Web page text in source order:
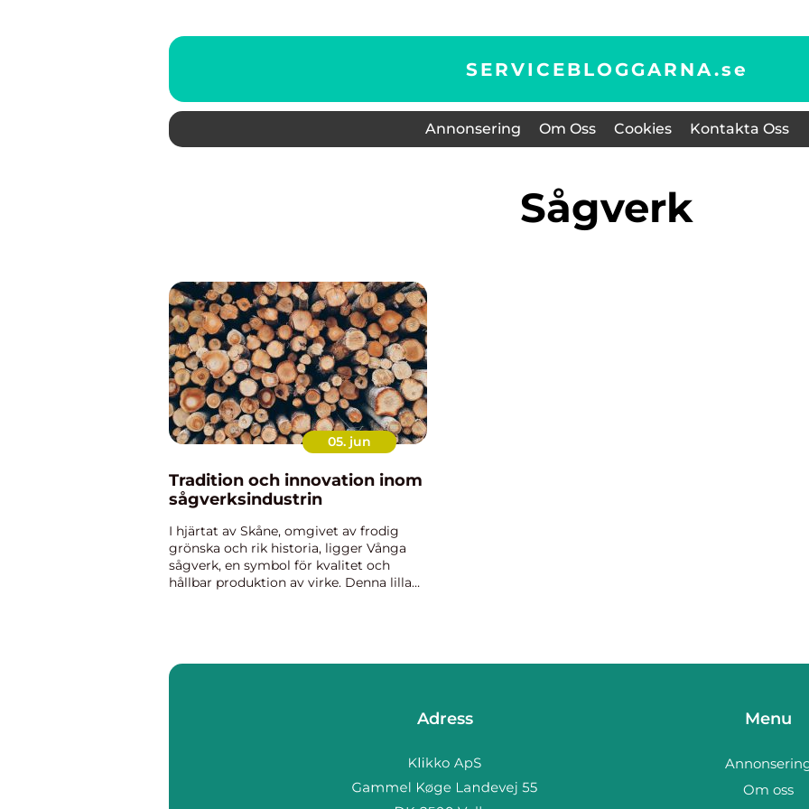
SERVICEBLOGGARNA.se
Annonsering Om Oss Cookies Kontakta Oss
Sågverk
05. jun
Tradition och innovation inom
sågverksindustrin
I hjärtat av Skåne, omgivet av frodig
grönska och rik historia, ligger Vånga
sågverk, en symbol för kvalitet och
hållbar produktion av virke. Denna lilla
Adress Menu
Om oss